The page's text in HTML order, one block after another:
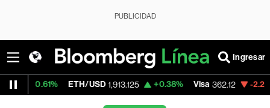
PUBLICIDAD
Ingresar
ETH/USD 1,913.125 +0.38% Visa 362.12 -2.25%